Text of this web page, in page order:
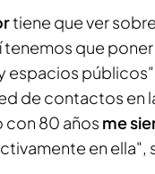
tiene que ver
tenemos que
espacios
de contactos en
con 80 años me
en ella",